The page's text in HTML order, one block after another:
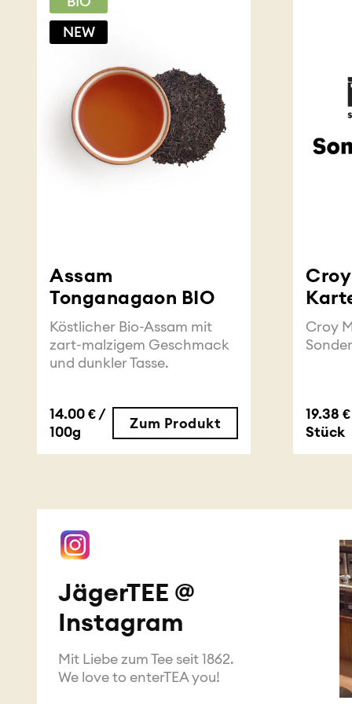
NEW
Assam
Tonganagaon BIO
Köstlicher Bio-Assam mit
zart-malzigem Geschmack
und dunkler Tasse.
14.00 € /
100g
Zum Produkt
Croy
19.38
Stück
JägerTEE @
Instagram
Mit Liebe zum Tee seit 1862.
We love to enterTEA you!